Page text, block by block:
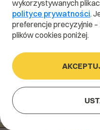
PRELEGENT:MAGDALENA
wykorzystywanych
polityce prywatności.
preferencje precyzyjnie
plików cookies poniżej.